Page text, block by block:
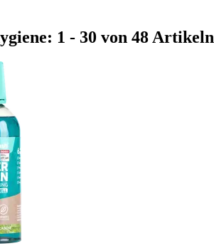
1 - 30 von 48 Artikeln